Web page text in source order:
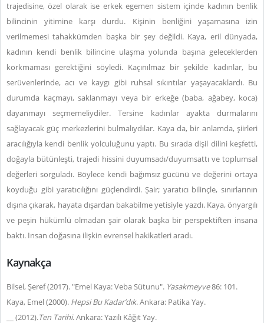
trajedisine, özel olarak ise erkek egemen sistem içinde kadının benlik
bilincinin yitimine karşı durdu. Kişinin benliğini yaşamasına izin
verilmemesi tahakkümden başka bir şey değildi. Kaya, eril dünyada,
kadının kendi benlik bilincine ulaşma yolunda başına geleceklerden
korkmaması gerektiğini söyledi. Kaçınılmaz bir şekilde kadınlar, bu
serüvenlerinde, acı ve kaygı gibi ruhsal sıkıntılar yaşayacaklardı. Bu
durumda kaçmayı, saklanmayı veya bir erkeğe (baba, ağabey, koca)
dayanmayı seçmemeliydiler. Tersine kadınlar ayakta durmalarını
sağlayacak güç merkezlerini bulmalıydılar. Kaya da, bir anlamda, şiirleri
aracılığıyla kendi benlik yolculuğunu yaptı. Bu sırada dişil dilini keşfetti,
doğayla bütünleşti, trajedi hissini duyumsadı/duyumsattı ve toplumsal
değerleri sorguladı. Böylece kendi bağımsız gücünü ve değerini ortaya
koyduğu gibi yaratıcılığını güçlendirdi. Şair; yaratıcı bilinçle, sınırlarının
dışına çıkarak, hayata dışardan bakabilme yetisiyle yazdı. Kaya, önyargılı
ve peşin hükümlü olmadan şair olarak başka bir perspektiften insana
baktı. İnsan doğasına ilişkin evrensel hakikatleri aradı.
Kaynakça
Bilsel, Şeref (2017). "Emel Kaya: Veba Sütunu". Yasakmeyve86: 101.
Kaya, Emel (2000). Hepsi Bu Kadar’dık. Ankara: Patika Yay.
__ (2012).Ten Tarihi. Ankara: Yazılı Kâğıt Yay.